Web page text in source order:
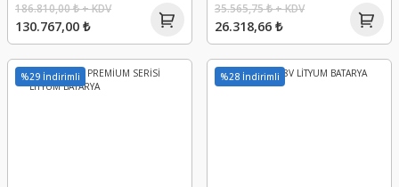
130.767,00 ₺
186.810,00 ₺ + KDV
26.318,66 ₺
35.565,75 ₺ + KDV
%29 İndirimli %28 İndirimli